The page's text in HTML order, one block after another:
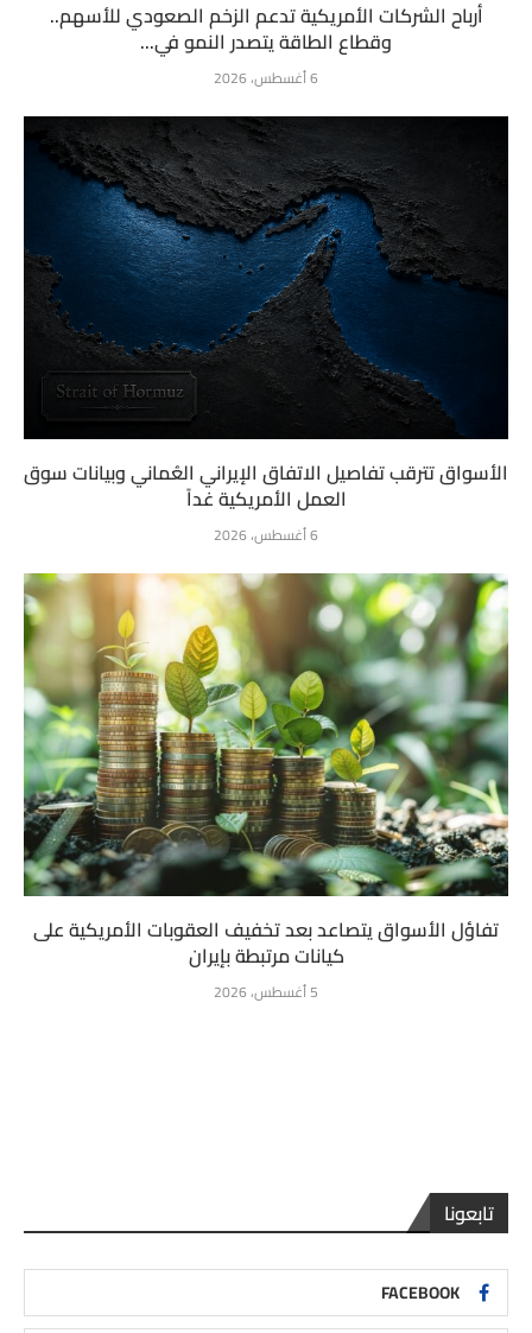
أرباح الشركات الأمريكية تدعم الزخم الصعودي للأسهم..
وقطاع الطاقة يتصدر النمو في...
6 أغسطس، 2026
الأسواق تترقب تفاصيل الاتفاق الإيراني العُماني وبيانات سوق
العمل الأمريكية غداً
6 أغسطس، 2026
تفاؤل الأسواق يتصاعد بعد تخفيف العقوبات الأمريكية على
كيانات مرتبطة بإيران
5 أغسطس، 2026
تابعونا
FACEBOOK